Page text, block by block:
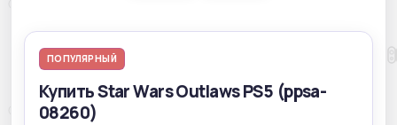
ПОПУЛЯРНЫЙ
Купить Star Wars Outlaws PS5 (ppsa-
08260)